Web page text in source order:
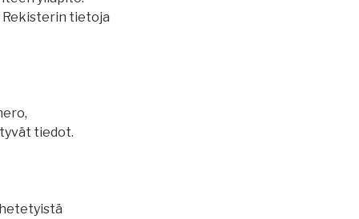
Rekisterin tietoja
tiedot.